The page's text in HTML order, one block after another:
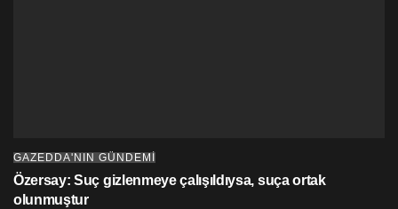
GAZEDDA'NIN GÜNDEMİ
Özersay: Suç gizlenmeye çalışıldıysa, suça ortak
olunmuştur